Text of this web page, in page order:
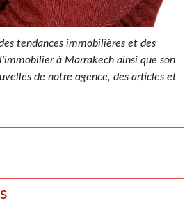
tendances immobilières et des
à Marrakech ainsi que son
de notre agence, des articles et